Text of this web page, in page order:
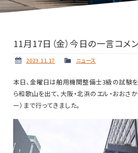
11月17日（金）今日の一言コメ
2023.11.17 ニュース
本日、金曜日は舶用機関整備士3級の試験
ら和歌山を出て、大阪・北浜のエル・おおさ
ー）まで行ってきました。